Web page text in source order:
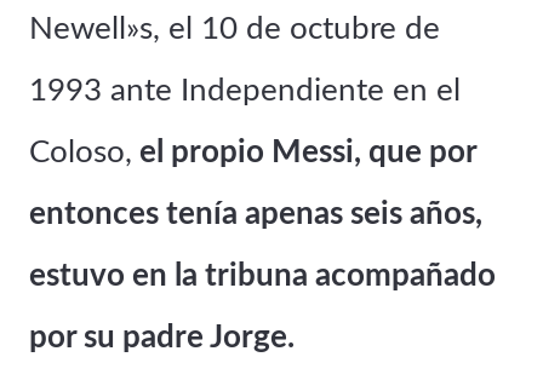
Newell»s, el 10 de octubre de
1993 ante Independiente en el
Coloso, el propio Messi, que por
entonces tenía apenas seis años,
estuvo en la tribuna acompañado
por su padre Jorge.